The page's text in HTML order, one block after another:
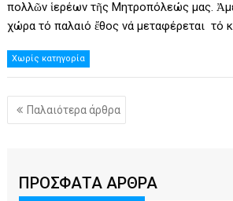
πολλῶν ἱερέων τῆς Μητροπόλεώς μας.
χώρα τό παλαιό ἔθος νά μεταφέρεται τό
Χωρίς κατηγορία
Πλοήγηση
άρθρων
Παλαιότερα άρθρα
ΠΡΟΣΦΑΤΑ ΑΡΘΡΑ